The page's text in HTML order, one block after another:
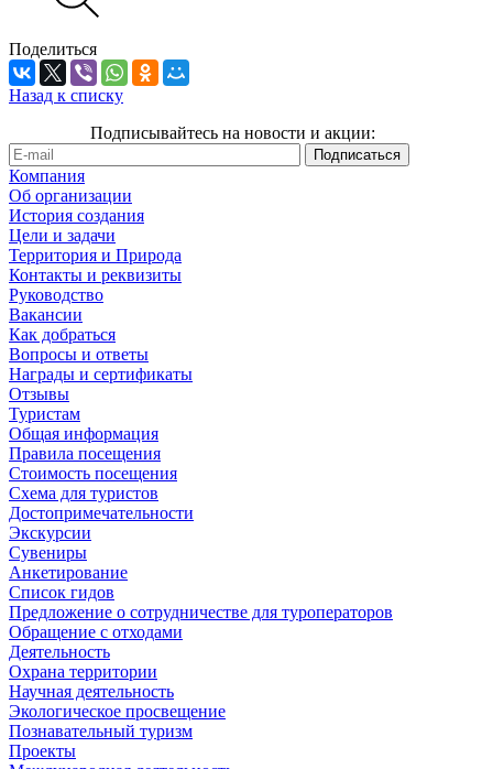
Поделиться
Назад к списку
Подписывайтесь на новости и акции:
Компания
Об организации
История создания
Цели и задачи
Территория и Природа
Контакты и реквизиты
Руководство
Вакансии
Как добраться
Вопросы и ответы
Награды и сертификаты
Отзывы
Туристам
Общая информация
Правила посещения
Стоимость посещения
Схема для туристов
Достопримечательности
Экскурсии
Сувениры
Анкетирование
Список гидов
Предложение о сотрудничестве для туроператоров
Обращение с отходами
Деятельность
Охрана территории
Научная деятельность
Экологическое просвещение
Познавательный туризм
Проекты